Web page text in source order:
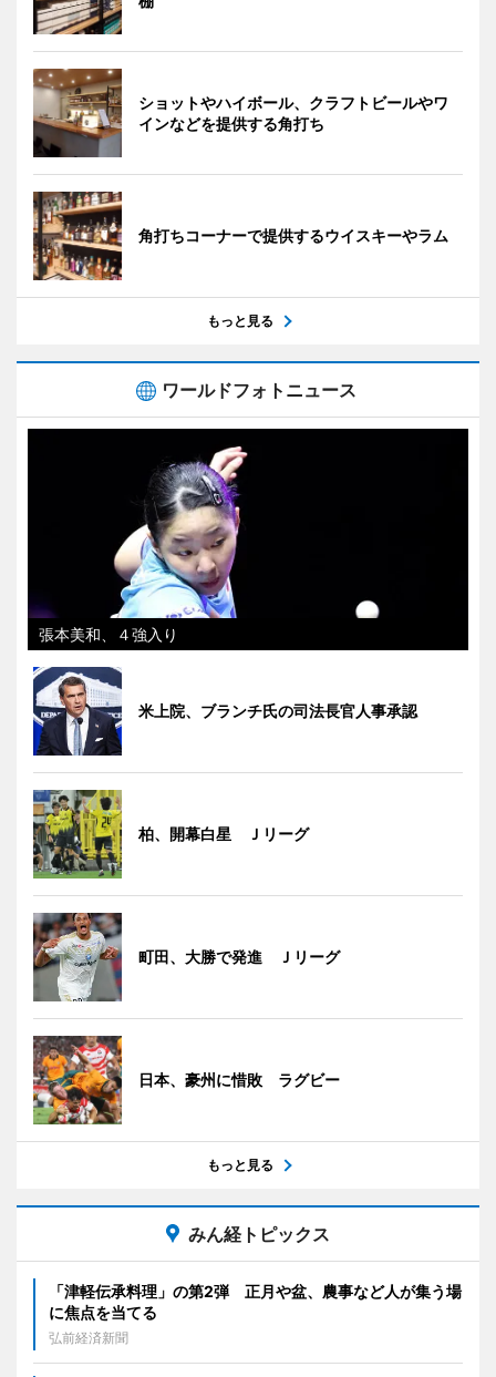
ショットやハイボール、クラフトビールやワ
インなどを提供する角打ち
角打ちコーナーで提供するウイスキーやラム
もっと見る
ワールドフォトニュース
張本美和、４強入り
米上院、ブランチ氏の司法長官人事承認
柏、開幕白星 Ｊリーグ
町田、大勝で発進 Ｊリーグ
日本、豪州に惜敗 ラグビー
もっと見る
みん経トピックス
「津軽伝承料理」の第2弾 正月や盆、農事など人が集う場
に焦点を当てる
弘前経済新聞